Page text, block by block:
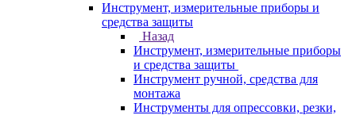
Инструмент, измерительные приборы и
средства защиты
Назад
Инструмент, измерительные приборы
и средства защиты
Инструмент ручной, средства для
монтажа
Инструменты для опрессовки, резки,